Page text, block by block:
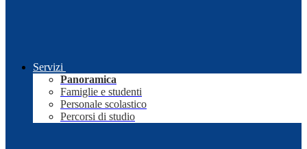
Servizi
Panoramica
Famiglie e studenti
Personale scolastico
Percorsi di studio